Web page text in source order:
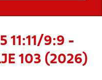
11:11/9:9 -
103 (2026)